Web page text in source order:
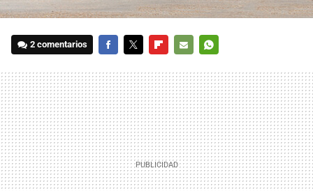
2 comentarios
MAIL